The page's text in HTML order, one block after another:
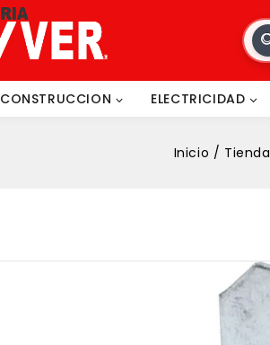
CONSTRUCCION ELECTRICIDAD
Inicio / Tienda